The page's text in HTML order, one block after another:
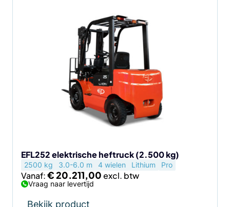
EFL252 elektrische heftruck (2.500 kg)
2500 kg 3.0-6.0 m 4 wielen Lithium Pro
Vanaf:€20.211,00
Vraag naar levertijd
Bekijk product
de
productpagina